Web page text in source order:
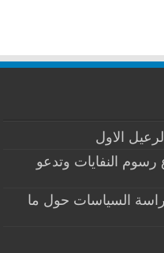
الاول
النفايات وتدعو
السياسات حول ما